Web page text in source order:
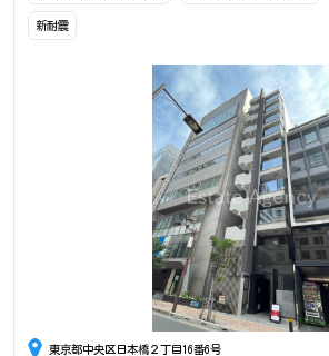
新耐震
東京都中央区日本橋２丁目16番6号